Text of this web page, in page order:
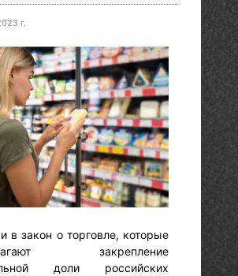
г.
в закон о торговле, которые
закрепление
доли российских